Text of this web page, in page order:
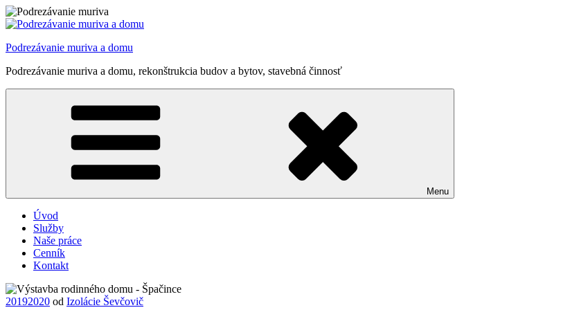
Prejsť
na
Podrezávanie muriva a domu
Podrezávanie muriva a domu, rekonštrukcia budov a bytov, stavebná činnosť
Menu
Úvod
Služby
Naše práce
Cenník
Kontakt
Publikované
20192020 od Izolácie Ševčovič